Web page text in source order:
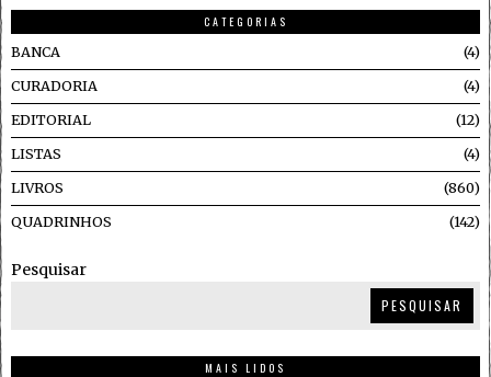
CATEGORIAS
BANCA
4
CURADORIA 4
EDITORIAL 12
LISTAS 4
LIVROS 860
QUADRINHOS 142
Pesquisar
PESQUISAR
MAIS LIDOS